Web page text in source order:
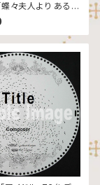
蝶々夫人より ある晴
弁ディスク